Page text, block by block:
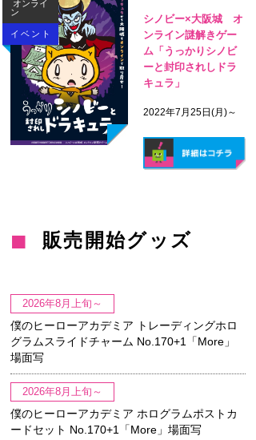
オンライ
ン
イベント
シノビー×大阪城 オ
ンライン謎解きゲー
ム「うっかりシノビ
ーと封印されしドラ
キュラ」
2022年7月25日(月)～
販売開始グッズ
2026年8月上旬～
僕のヒーローアカデミア トレーディングホロ
グラムスライドチャーム No.170+1「More」
場面写
2026年8月上旬～
僕のヒーローアカデミア ホログラムポストカ
ードセット No.170+1「More」場面写